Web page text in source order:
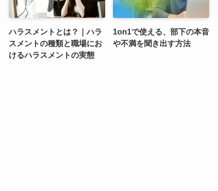
ハラスメントとは？｜ハラ
スメントの種類と職場にお
けるハラスメントの実態
1on1で使える、部下の本音
や不満を聞き出す方法